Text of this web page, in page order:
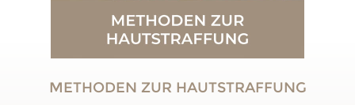
METHODEN ZUR HAUTSTRAFFUNG